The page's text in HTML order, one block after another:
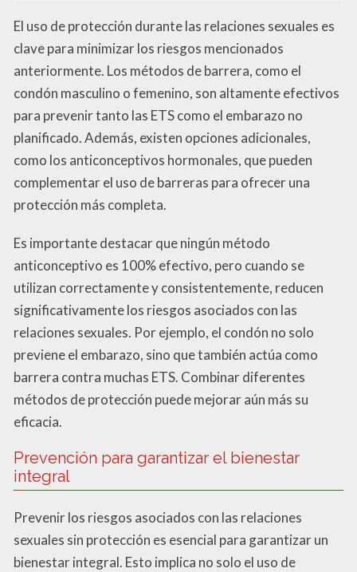
El uso de protección durante las relaciones sexuales es
clave para minimizar los riesgos mencionados
anteriormente. Los métodos de barrera, como el
condón masculino o femenino, son altamente efectivos
para prevenir tanto las ETS como el embarazo no
planificado. Además, existen opciones adicionales,
como los anticonceptivos hormonales, que pueden
complementar el uso de barreras para ofrecer una
protección más completa.
Es importante destacar que ningún método
anticonceptivo es 100% efectivo, pero cuando se
utilizan correctamente y consistentemente, reducen
significativamente los riesgos asociados con las
relaciones sexuales. Por ejemplo, el condón no solo
previene el embarazo, sino que también actúa como
barrera contra muchas ETS. Combinar diferentes
métodos de protección puede mejorar aún más su
eficacia.
Prevención para garantizar el bienestar
integral
Prevenir los riesgos asociados con las relaciones
sexuales sin protección es esencial para garantizar un
bienestar integral. Esto implica no solo el uso de